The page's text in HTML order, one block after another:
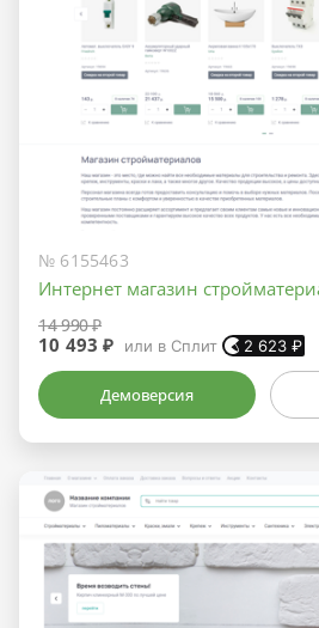
№ 6155463
Интернет магазин
14 990 ₽
10 493 ₽ или в Сплит 2 623₽
Демоверсия